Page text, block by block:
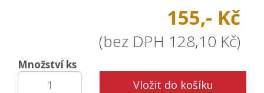
155,- Kč
(bez DPH 128,10 Kč)
Množství ks
Vložit do košíku